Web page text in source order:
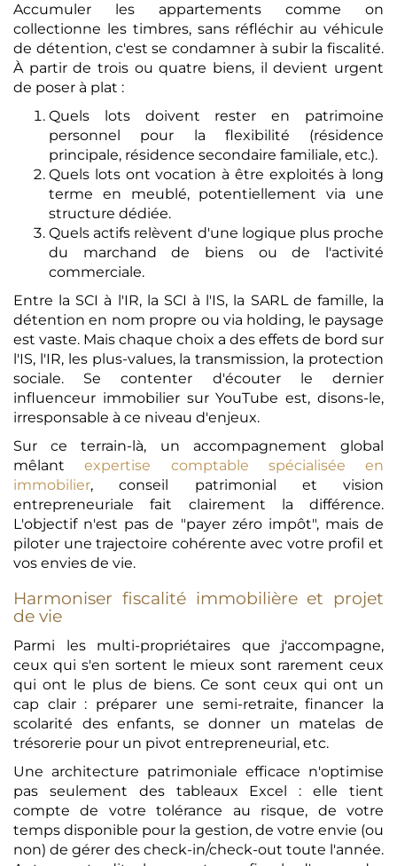
Accumuler les appartements comme on
collectionne les timbres, sans réfléchir au véhicule
de détention, c'est se condamner à subir la fiscalité.
À partir de trois ou quatre biens, il devient urgent
de poser à plat :
Quels lots doivent rester en patrimoine
personnel pour la flexibilité (résidence
principale, résidence secondaire familiale, etc.).
Quels lots ont vocation à être exploités à long
terme en meublé, potentiellement via une
structure dédiée.
Quels actifs relèvent d'une logique plus proche
du marchand de biens ou de l'activité
commerciale.
Entre la SCI à l'IR, la SCI à l'IS, la SARL de famille, la
détention en nom propre ou via holding, le paysage
est vaste. Mais chaque choix a des effets de bord sur
l'IS, l'IR, les plus-values, la transmission, la protection
sociale. Se contenter d'écouter le dernier
influenceur immobilier sur YouTube est, disons-le,
irresponsable à ce niveau d'enjeux.
Sur ce terrain-là, un accompagnement global
mêlantexpertise comptable spécialisée en
immobilier, conseil patrimonial et vision
entrepreneuriale fait clairement la différence.
L'objectif n'est pas de "payer zéro impôt", mais de
piloter une trajectoire cohérente avec votre profil et
vos envies de vie.
Harmoniser fiscalité immobilière et projet
de vie
Parmi les multi-propriétaires que j'accompagne,
ceux qui s'en sortent le mieux sont rarement ceux
qui ont le plus de biens. Ce sont ceux qui ont un
cap clair : préparer une semi-retraite, financer la
scolarité des enfants, se donner un matelas de
trésorerie pour un pivot entrepreneurial, etc.
Une architecture patrimoniale efficace n'optimise
pas seulement des tableaux Excel : elle tient
compte de votre tolérance au risque, de votre
temps disponible pour la gestion, de votre envie (ou
non) de gérer des check-in/check-out toute l'année.